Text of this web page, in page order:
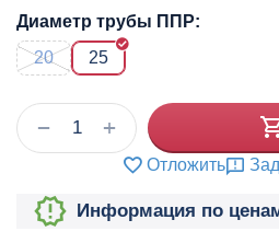
Диаметр трубы ППР:
20
25
+
−
Отложить
Информация по